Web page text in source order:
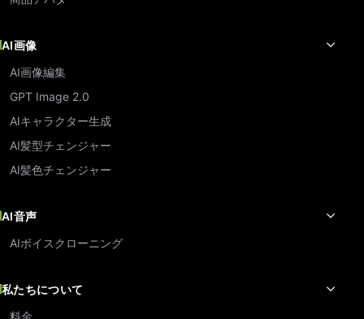
AI画像
AI画像編集
GPT Image 2.0
AIキャラクター生成
AI髪型チェンジャー
AI髪色チェンジャー
AI音声
AIボイスクローニング
私たちについて